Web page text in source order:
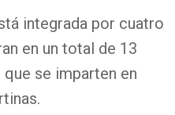
integrada por cuatro
en un total de 13
se imparten en